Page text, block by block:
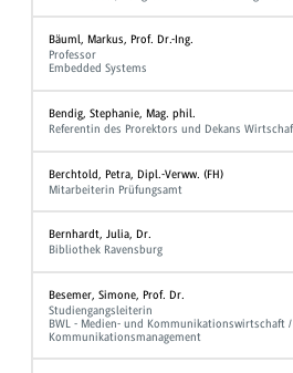
Bäuml, Markus, Prof. Dr.-Ing.
Professor
Embedded Systems
Bendig, Stephanie, Mag. phil.
Referentin des Prorektors und Dekans
Berchtold, Petra, Dipl.-Verww. (FH)
Mitarbeiterin Prüfungsamt
Bernhardt, Julia, Dr.
Bibliothek Ravensburg
Besemer, Simone, Prof. Dr.
Studiengangsleiterin
BWL - Medien- und Kommunikationswirtschaft /
Kommunikationsmanagement